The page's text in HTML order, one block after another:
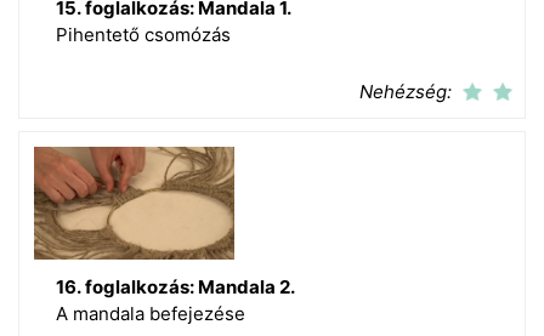
15. foglalkozás: Mandala 1.
Pihentető csomózás
Nehézség:
16. foglalkozás: Mandala 2.
A mandala befejezése